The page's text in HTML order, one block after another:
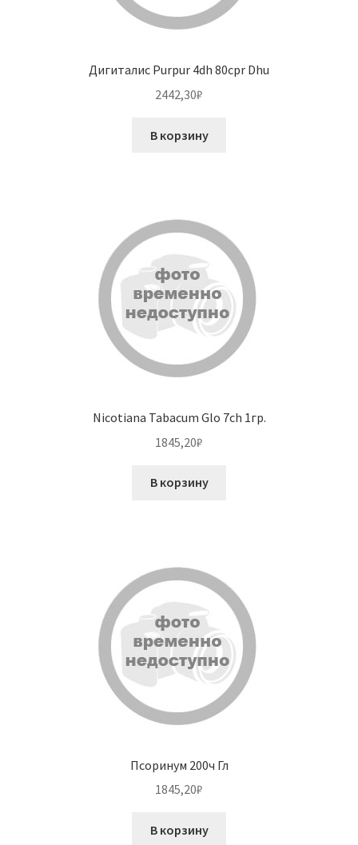
Дигиталис Purpur 4dh 80cpr Dhu
2442,30₽
В корзину
Nicotiana Tabacum Glo 7ch 1гр.
1845,20₽
В корзину
Псоринум 200ч Гл
1845,20₽
В корзину